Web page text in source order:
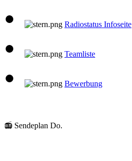
Radiostatus Infoseite
Teamliste
Bewerbung
📻 Sendeplan Do.
klaus